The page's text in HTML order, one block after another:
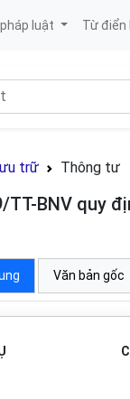
luật Từ điển
trữ Thông tư
BNV quy
Văn bản gốc